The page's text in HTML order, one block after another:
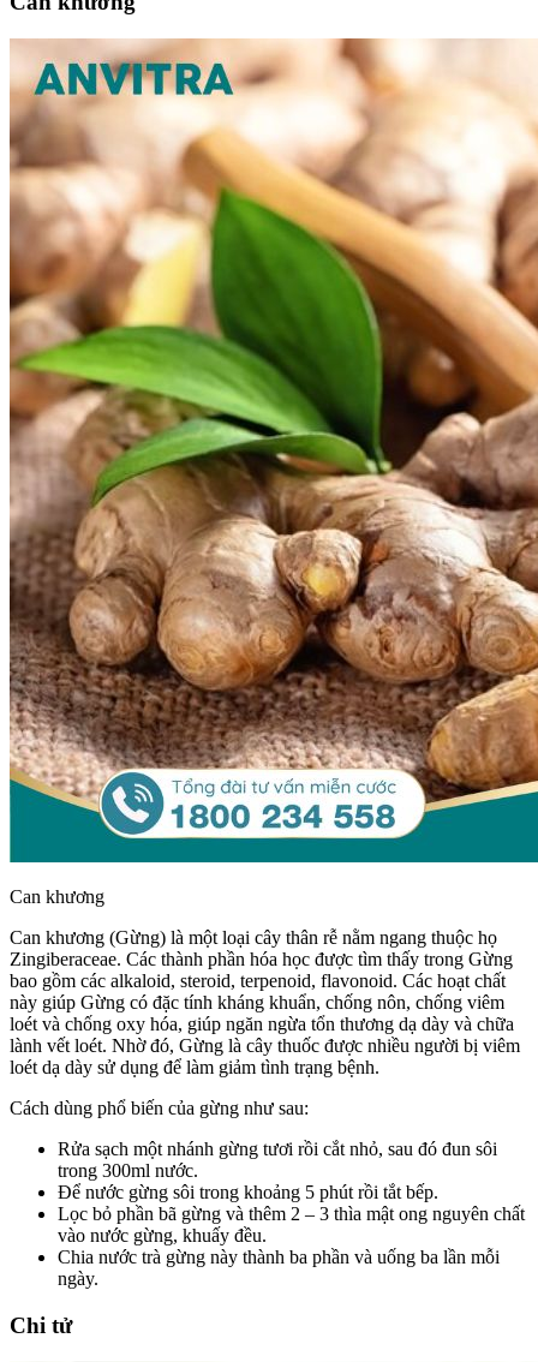
Can khương
Can khương (Gừng) là một loại cây thân rễ nằm ngang thuộc họ
Zingiberaceae. Các thành phần hóa học được tìm thấy trong Gừng
bao gồm các alkaloid, steroid, terpenoid, flavonoid. Các hoạt chất
này giúp Gừng có đặc tính kháng khuẩn, chống nôn, chống viêm
loét và chống oxy hóa, giúp ngăn ngừa tổn thương dạ dày và chữa
lành vết loét. Nhờ đó, Gừng là cây thuốc được nhiều người bị viêm
loét dạ dày sử dụng để làm giảm tình trạng bệnh.
Cách dùng phổ biến của gừng như sau:
Rửa sạch một nhánh gừng tươi rồi cắt nhỏ, sau đó đun sôi
trong 300ml nước.
Để nước gừng sôi trong khoảng 5 phút rồi tắt bếp.
Lọc bỏ phần bã gừng và thêm 2 – 3 thìa mật ong nguyên chất
vào nước gừng, khuấy đều.
Chia nước trà gừng này thành ba phần và uống ba lần mỗi
ngày.
Chi tử